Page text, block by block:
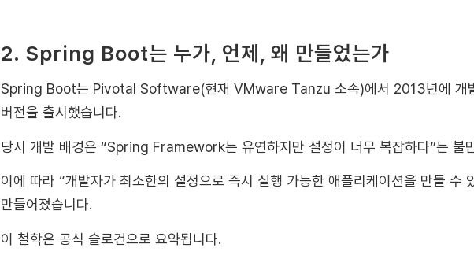
2. Spring Boot는 누가, 언제, 왜 만들었는가
Spring Boot는 Pivotal Software(현재 VMware Tanzu 소속)에서 2013년에 개
버전을 출시했습니다.
당시 개발 배경은 “Spring Framework는 유연하지만 설정이 너무 복잡하다”는 불
이에 따라 “개발자가 최소한의 설정으로 즉시 실행 가능한 애플리케이션을 만들 수
만들어졌습니다.
이 철학은 공식 슬로건으로 요약됩니다.